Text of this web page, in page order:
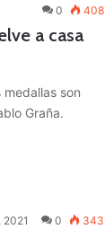
0
408
a casa
son
Graña.
2021 0 343